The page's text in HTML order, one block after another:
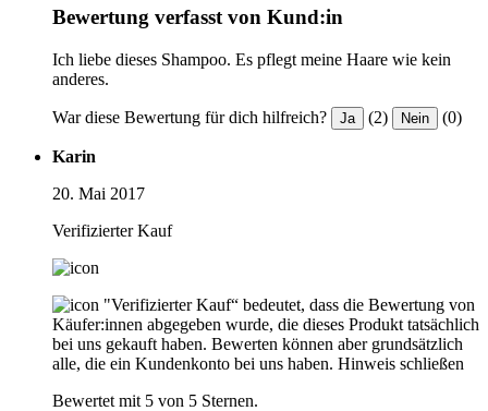
Bewertung verfasst von Kund:in
Ich liebe dieses Shampoo. Es pflegt meine Haare wie kein
anderes.
War diese Bewertung für dich hilfreich? Ja (2) Nein (0)
Karin
20. Mai 2017
Verifizierter Kauf
"Verifizierter Kauf“ bedeutet, dass die Bewertung von
Käufer:innen abgegeben wurde, die dieses Produkt tatsächlich
bei uns gekauft haben. Bewerten können aber grundsätzlich
alle, die ein Kundenkonto bei uns haben. Hinweis schließen
Bewertet mit 5 von 5 Sternen.